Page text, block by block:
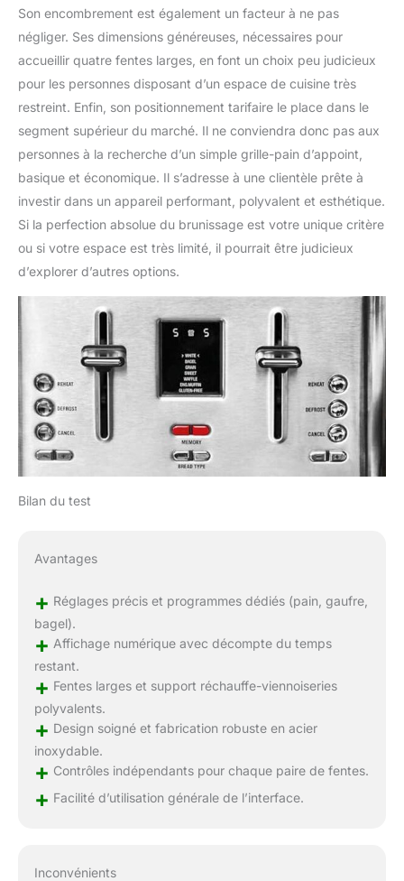
Son encombrement est également un facteur à ne pas
négliger. Ses dimensions généreuses, nécessaires pour
accueillir quatre fentes larges, en font un choix peu judicieux
pour les personnes disposant d’un espace de cuisine très
restreint. Enfin, son positionnement tarifaire le place dans le
segment supérieur du marché. Il ne conviendra donc pas aux
personnes à la recherche d’un simple grille-pain d’appoint,
basique et économique. Il s’adresse à une clientèle prête à
investir dans un appareil performant, polyvalent et esthétique.
Si la perfection absolue du brunissage est votre unique critère
ou si votre espace est très limité, il pourrait être judicieux
d’explorer d’autres options.
Bilan du test
Avantages
+ Réglages précis et programmes dédiés (pain, gaufre,
bagel).
+ Affichage numérique avec décompte du temps
restant.
+ Fentes larges et support réchauffe-viennoiseries
polyvalents.
+ Design soigné et fabrication robuste en acier
inoxydable.
+ Contrôles indépendants pour chaque paire de fentes.
+ Facilité d’utilisation générale de l’interface.
Inconvénients